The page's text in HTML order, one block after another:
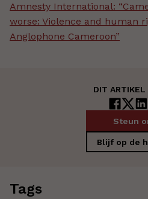
Amnesty International:
worse: Violence and human
Anglophone Cameroon”
DIT ARTIKEL
Steun
Blijf op de
Tags